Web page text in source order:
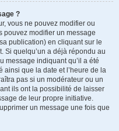
?
vous ne pouvez modifier ou
pouvez modifier un message
publication) en cliquant sur le
Si quelqu’un a déjà répondu au
message indiquant qu’il a été
ainsi que la date et l’heure de la
pas si un modérateur ou un
ils ont la possibilité de laisser
de leur propre initiative.
un message une fois que